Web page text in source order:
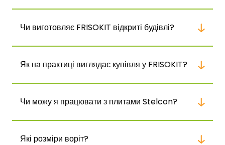
Чи виготовляє FRISOKIT відкриті будівлі?
Як на практиці виглядає купівля у FRISOKIT?
Чи можу я працювати з плитами Stelcon?
Які розміри воріт?